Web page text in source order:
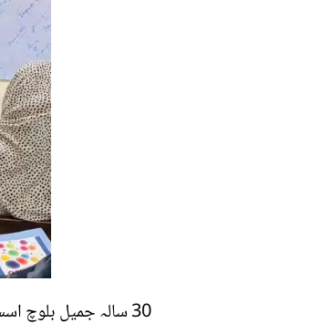
30 سالہ جمیل بلوچ اسسٹنٹ کمشنر لورالائی تعینات تھے، جبکہ ساتھ ہی ڈپٹی کمشنر کا چارج بھی سنبھالے ہوئے تھے۔